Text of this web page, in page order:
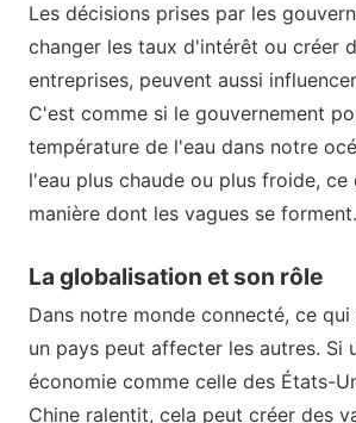
Les décisions prises par les
changer les taux d'intérêt ou créer
entreprises, peuvent aussi
C'est comme si le gouvernement
température de l'eau dans notre
l'eau plus chaude ou plus froide, ce
manière dont les vagues se forment.
La globalisation et son rôle
Dans notre monde connecté, ce qui
un pays peut affecter les autres. Si
économie comme celle des États-
Chine ralentit, cela peut créer des